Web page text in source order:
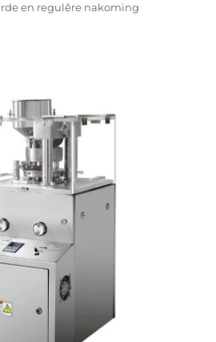
en regulêre nakoming